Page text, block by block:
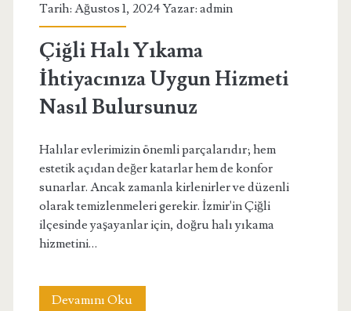
Sosyal
Medya
Performansınızı
Artırın
Tarih: Ağustos 1, 2024 Yazar: admin
Çiğli Halı Yıkama
İhtiyacınıza Uygun Hizmeti
Nasıl Bulursunuz
Halılar evlerimizin önemli parçalarıdır; hem
estetik açıdan değer katarlar hem de konfor
sunarlar. Ancak zamanla kirlenirler ve düzenli
olarak temizlenmeleri gerekir. İzmir'in Çiğli
ilçesinde yaşayanlar için, doğru halı yıkama
hizmetini…
Devamını OkuÇiğli